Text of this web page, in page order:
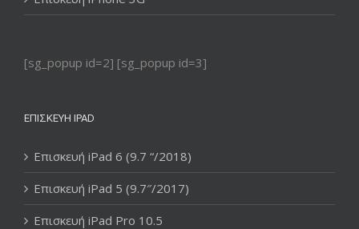
[sg_popup id=2] [sg_popup id=3]
ΕΠΙΣΚΕΥΉ IPAD
Επισκευή iPad 6 (9.7 “/2018)
Επισκευή iPad 5 (9.7″/2017)
Επισκευή iPad Pro 10.5